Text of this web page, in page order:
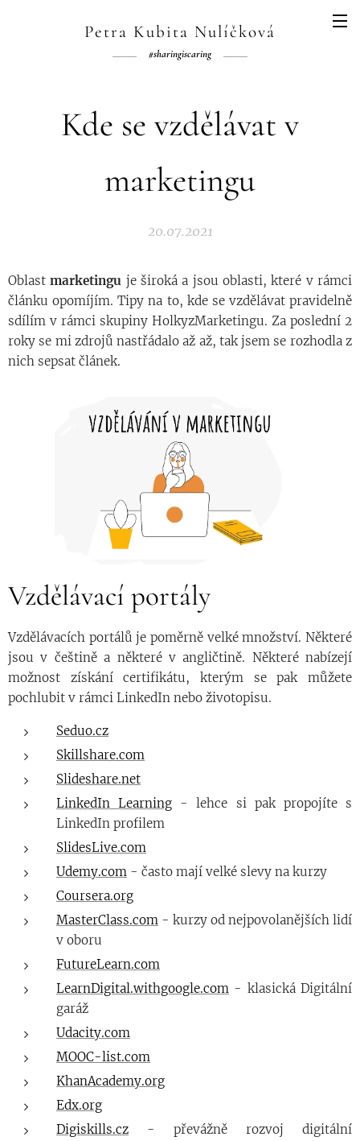
Petra Kubita Nulíčková
#sharingiscaring
Kde se vzdělávat v
marketingu
20.07.2021
Oblastmarketingu je široká a jsou oblasti, které v rámci
článku opomíjím. Tipy na to, kde se vzdělávat pravidelně
sdílím v rámci skupiny HolkyzMarketingu. Za poslední 2
roky se mi zdrojů nastřádalo až až, tak jsem se rozhodla z
nich sepsat článek.
Vzdělávací portály
Vzdělávacích portálů je poměrně velké množství. Některé
jsou v češtině a některé v angličtině. Některé nabízejí
možnost získání certifikátu, kterým se pak můžete
pochlubit v rámci LinkedIn nebo životopisu.
Seduo.cz
Skillshare.com
Slideshare.net
LinkedIn Learning - lehce si pak propojíte s
LinkedIn profilem
SlidesLive.com
Udemy.com - často mají velké slevy na kurzy
Coursera.org
MasterClass.com - kurzy od nejpovolanějších lidí
v oboru
FutureLearn.com
LearnDigital.withgoogle.com - klasická Digitální
garáž
Udacity.com
MOOC-list.com
KhanAcademy.org
Edx.org
Digiskills.cz - převážně rozvoj digitální